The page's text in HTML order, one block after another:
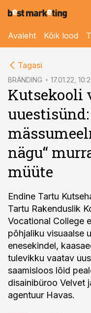
Avaleht Kõik lood
Tagasi
BRÄNDING 17.01.22,
Kutsekooli
nägu“
müüte
Endine Tartu
Tartu Rakenduslik
Vocational College
põhjaliku visuaalse
enesekindel,
tulevikku vaatav
saamisloos lõid
disainibüroo Velvet
agentuur Havas.